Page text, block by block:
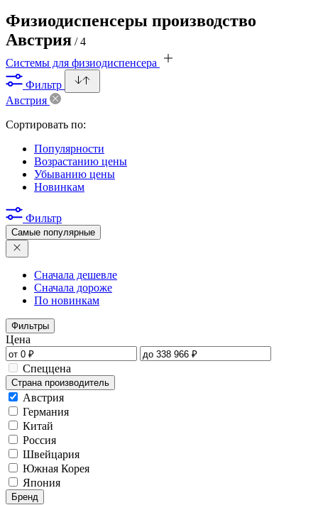
Физиодиспенсеры производство
Австрия / 4
Системы для физиодиспенсера
Фильтр
Австрия
Сортировать по:
Популярности
Возрастанию цены
Убыванию цены
Новинкам
Фильтр
Самые популярные
Сначала дешевле
Сначала дороже
По новинкам
Фильтры
Цена
Спеццена
Страна производитель
Австрия
Германия
Китай
Россия
Швейцария
Южная Корея
Япония
Бренд